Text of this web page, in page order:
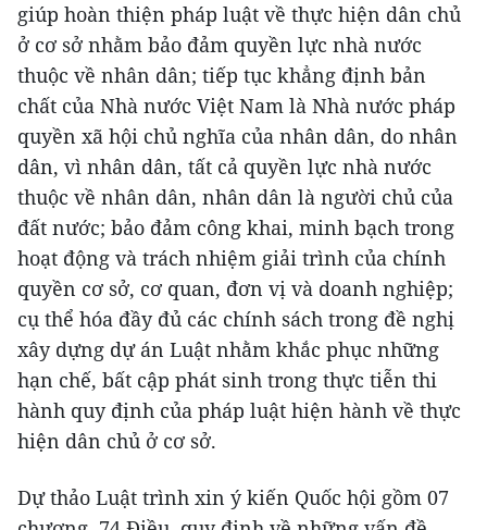
giúp hoàn thiện pháp luật về thực hiện dân chủ
ở cơ sở nhằm bảo đảm quyền lực nhà nước
thuộc về nhân dân; tiếp tục khẳng định bản
chất của Nhà nước Việt Nam là Nhà nước pháp
quyền xã hội chủ nghĩa của nhân dân, do nhân
dân, vì nhân dân, tất cả quyền lực nhà nước
thuộc về nhân dân, nhân dân là người chủ của
đất nước; bảo đảm công khai, minh bạch trong
hoạt động và trách nhiệm giải trình của chính
quyền cơ sở, cơ quan, đơn vị và doanh nghiệp;
cụ thể hóa đầy đủ các chính sách trong đề nghị
xây dựng dự án Luật nhằm khắc phục những
hạn chế, bất cập phát sinh trong thực tiễn thi
hành quy định của pháp luật hiện hành về thực
hiện dân chủ ở cơ sở.
Dự thảo Luật trình xin ý kiến Quốc hội gồm 07